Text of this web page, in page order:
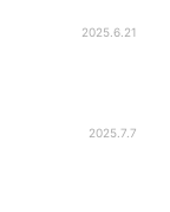
2025.6.21
2025.7.7